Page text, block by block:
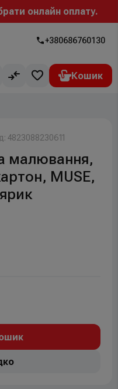
онлайн оплату.
+380686760130
4823088230611
малювання,
MUSE,